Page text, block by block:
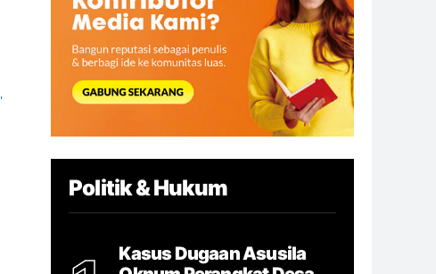
Politik & Hukum
Kasus Dugaan Asusila